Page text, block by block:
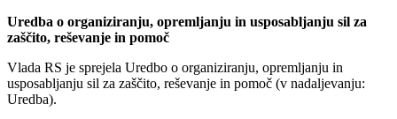
Uredba o organiziranju, opremljanju in usposabljanju sil za
zaščito, reševanje in pomoč
Vlada RS je sprejela Uredbo o organiziranju, opremljanju in
usposabljanju sil za zaščito, reševanje in pomoč (v nadaljevanju:
Uredba).